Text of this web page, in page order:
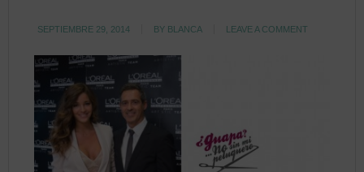
SEPTIEMBRE 29, 2014 BY BLANCA LEAVE A COMMENT